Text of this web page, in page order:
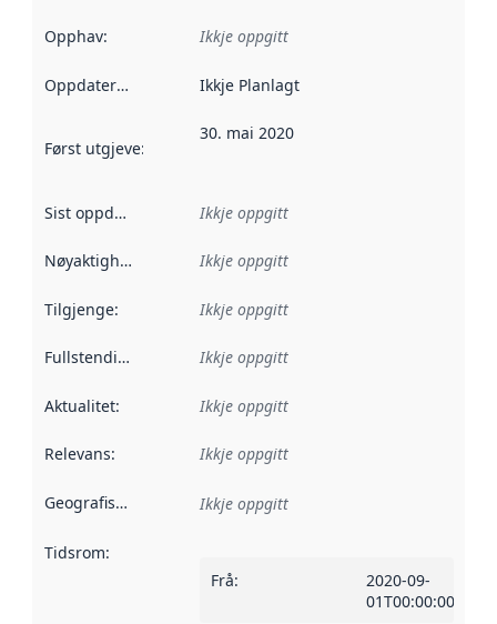
Opphav: Ikkje oppgitt
Oppdateringsfrekvens :
Ikkje Planlagt
Først utgjeve:
30. mai 2020
Sist oppdatert Ikkje oppgitt
Nøyaktigheit Ikkje oppgitt
Tilgjenge: Ikkje oppgitt
Fullstendigheit Ikkje oppgitt
Aktualitet: Ikkje oppgitt
Relevans: Ikkje oppgitt
Geografisk område Ikkje oppgitt
Tidsrom:
Frå:
2020-09-
01T00:00:00Z